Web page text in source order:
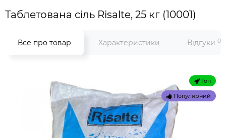
Таблетована сіль Risalte, 25 кг (10001)
Все про товар Характеристики Відгуки 0
Топ
Популярний